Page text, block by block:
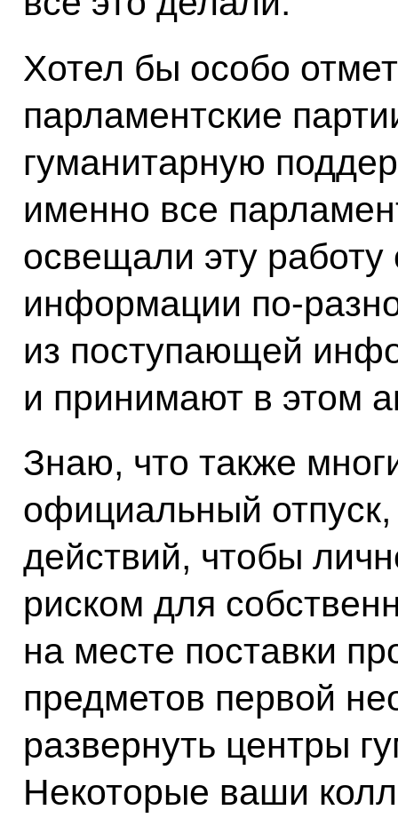
Хотел бы особо
парламентские
гуманитарную
именно все
освещали эту
информации по-
из поступающей
и принимают в этом
Знаю, что также
официальный
действий, чтобы
риском для
на месте поставки
предметов первой
развернуть центры
Некоторые ваши